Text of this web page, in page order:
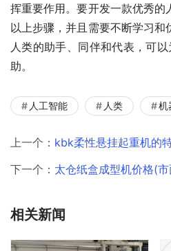
挥重要作用。要开发一款优秀的
以上步骤，并且需要不断学习和
人类的助手、同伴和代表，可
助。
人工智能 人类 机
上一个： kbk柔性悬挂起重机的特
下一个： 太仓纸盒成型机价格(市
相关新闻